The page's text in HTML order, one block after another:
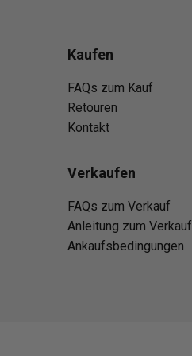
Kaufen
FAQs zum Kauf
Retouren
Kontakt
Verkaufen
FAQs zum Verkauf
Anleitung zum Verkauf
Ankaufsbedingungen